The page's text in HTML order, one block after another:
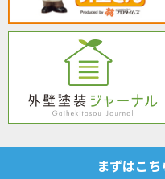
まずはこ